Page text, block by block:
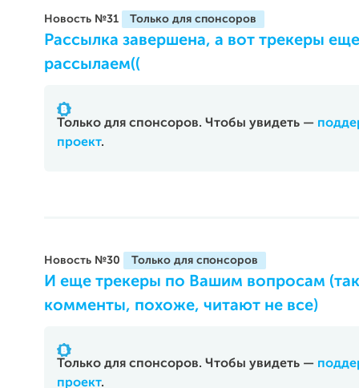
Новость №31
Рассылка завершена, а вот трекеры еще
рассылаем((
Только для спонсоров. Чтобы увидеть —
проект.
Новость №30
И еще трекеры по Вашим вопросам
комменты, похоже, читают не все)
Только для спонсоров. Чтобы увидеть —
проект.